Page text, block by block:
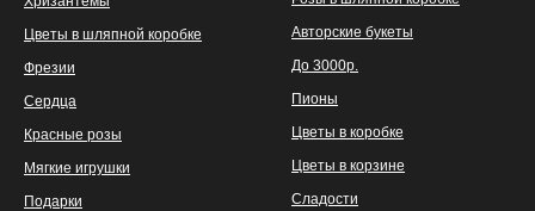
Цветы в шляпной коробке
Фрезии
Сердца
Красные розы
Мягкие игрушки
Подарки
Авторские букеты
До 3000р.
Пионы
Цветы в коробке
Цветы в корзине
Сладости